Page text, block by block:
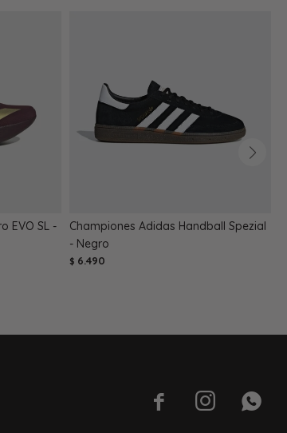
EVO SL -
Championes Adidas Handball Spezial
- Negro
$ 6.490
  